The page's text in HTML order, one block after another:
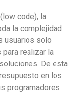
code), la
la complejidad
usuarios solo
realizar la
De esta
en los
programadores